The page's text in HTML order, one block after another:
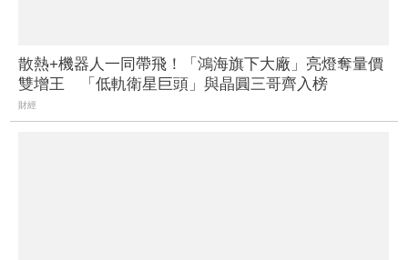
散熱+機器人一同帶飛！「鴻海旗下大廠」亮燈奪量價
雙增王 「低軌衛星巨頭」與晶圓三哥齊入榜
財經